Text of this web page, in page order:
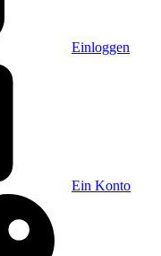
Einloggen
Ein Konto